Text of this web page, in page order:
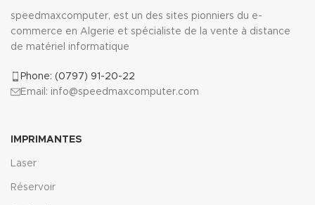
speedmaxcomputer, est un des sites pionniers du e-
commerce en Algerie et spécialiste de la vente à distance
de matériel informatique
Phone: (0797) 91-20-22
Email: info@speedmaxcomputer.com
IMPRIMANTES
Laser
Réservoir